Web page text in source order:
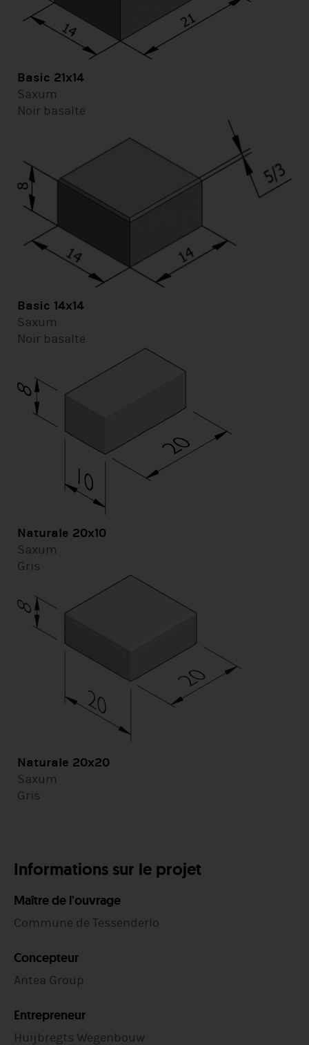
Basic 21x14
Saxum
Noir basalte
Basic 14x14
Saxum
Noir basalte
Naturale 20x10
Saxum
Gris
Naturale 20x20
Saxum
Gris
Informations sur le projet
Maître de l'ouvrage
Commune de Tessenderlo
Concepteur
Antea Group
Entrepreneur
Huijbregts Wegenbouw